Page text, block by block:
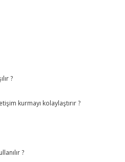
?
kurmayı kolaylaştırır ?
?